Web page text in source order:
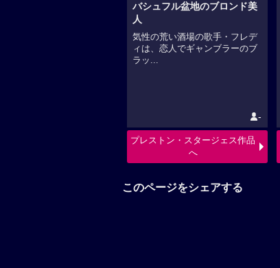
バシュフル盆地のブロンド美
人
気性の荒い酒場の歌手・フレデ
ィは、恋人でギャンブラーのブ
ラッ...
-
プレストン・スタージェス作品
へ
このページをシェアする